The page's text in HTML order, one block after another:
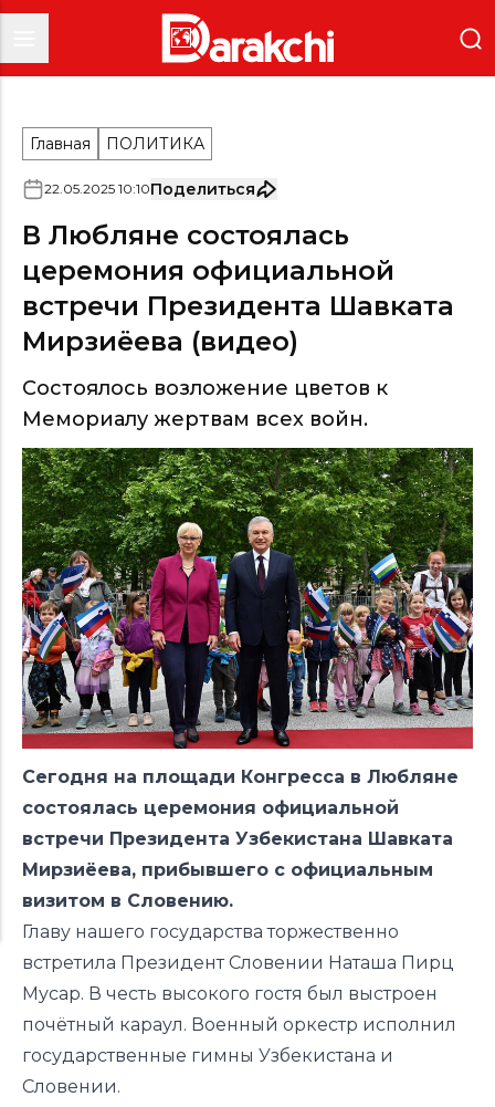
Главная ПОЛИТИКА
22.05.2025 10:10Поделиться
В Любляне состоялась
церемония официальной
встречи Президента Шавката
Мирзиёева (видео)
Состоялось возложение цветов к
Мемориалу жертвам всех войн.
Сегодня на площади Конгресса в Любляне
состоялась церемония официальной
встречи Президента Узбекистана Шавката
Мирзиёева, прибывшего с официальным
визитом в Словению.
Главу нашего государства торжественно
встретила Президент Словении Наташа Пирц
Мусар. В честь высокого гостя был выстроен
почётный караул. Военный оркестр исполнил
государственные гимны Узбекистана и
Словении.